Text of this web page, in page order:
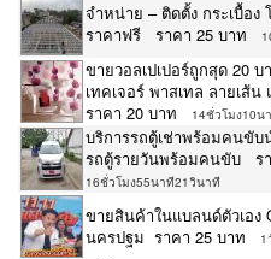
จำหน่าย – ติดตั้ง กระเบื้อง
ราคาฟรี ราคา 25 บาท
ขายวอลเปเปอร์ถูกสุด 20
เทคเจอร์ พาสเทล ลายเส้
ราคา 20 บาท
14ชั่วโมง10น
บริการรถตู้เช่าพร้อมคนขับ
รถตู้รายวันพร้อมคนขับ ร
16ชั่วโมง55นาที21วินาที
ขายสินค้าในแบลนด์ตัวเอ
นครปฐม ราคา 25 บาท